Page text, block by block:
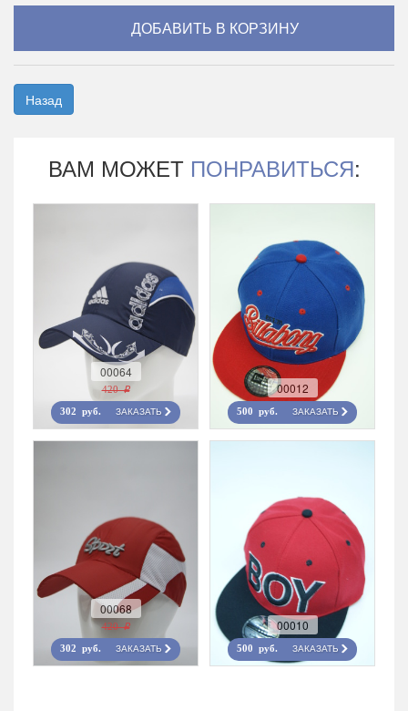
Назад
ВАМ МОЖЕТ ПОНРАВИТЬСЯ:
00064
420 r
302 руб. ЗАКАЗАТЬ
00012
500 руб. ЗАКАЗАТЬ
00068
420 r
302 руб. ЗАКАЗАТЬ
00010
500 руб. ЗАКАЗАТЬ